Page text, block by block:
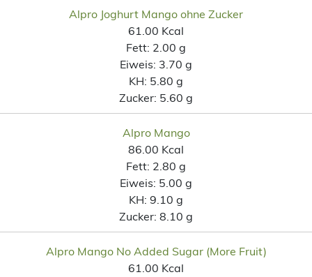
Alpro Joghurt Mango ohne Zucker
61.00 Kcal
Fett: 2.00 g
Eiweis: 3.70 g
KH: 5.80 g
Zucker: 5.60 g
Alpro Mango
86.00 Kcal
Fett: 2.80 g
Eiweis: 5.00 g
KH: 9.10 g
Zucker: 8.10 g
Alpro Mango No Added Sugar (More Fruit)
61.00 Kcal